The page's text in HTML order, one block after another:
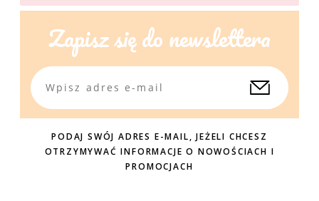
Zapisz się do newslettera
PODAJ SWÓJ ADRES E-MAIL, JEŻELI CHCESZ
OTRZYMYWAĆ INFORMACJE O NOWOŚCIACH I
PROMOCJACH